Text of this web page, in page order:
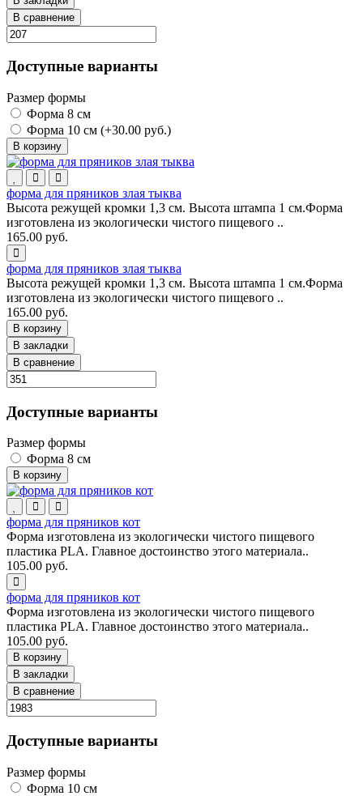
В сравнение
Доступные варианты
Размер формы
Форма 8 см
Форма 10 см (+30.00 руб.)
В корзину
форма для пряников злая тыква
Высота режущей кромки 1,3 см. Высота штампа 1 см.Форма
изготовлена из экологически чистого пищевого ..
165.00 руб.
форма для пряников злая тыква
Высота режущей кромки 1,3 см. Высота штампа 1 см.Форма
изготовлена из экологически чистого пищевого ..
165.00 руб.
В корзину
В закладки
В сравнение
Доступные варианты
Размер формы
Форма 8 см
В корзину
форма для пряников кот
Форма изготовлена из экологически чистого пищевого
пластика PLA. Главное достоинство этого материала..
105.00 руб.
форма для пряников кот
Форма изготовлена из экологически чистого пищевого
пластика PLA. Главное достоинство этого материала..
105.00 руб.
В корзину
В закладки
В сравнение
Доступные варианты
Размер формы
Форма 10 см